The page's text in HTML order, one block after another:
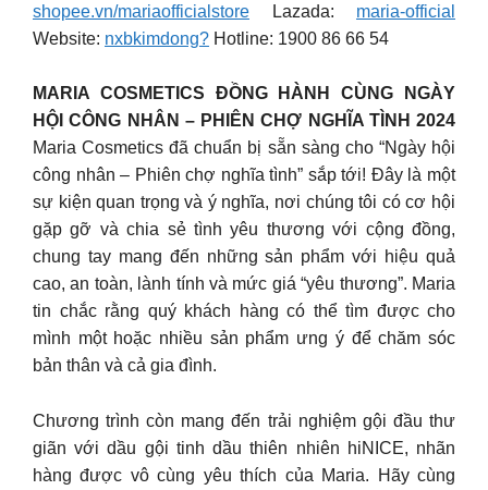
shopee.vn/mariaofficialstore Lazada: maria-official
Website: nxbkimdong? Hotline: 1900 86 66 54
MARIA COSMETICS ĐỒNG HÀNH CÙNG NGÀY
HỘI CÔNG NHÂN – PHIÊN CHỢ NGHĨA TÌNH 2024
Maria Cosmetics đã chuẩn bị sẵn sàng cho “Ngày hội
công nhân – Phiên chợ nghĩa tình” sắp tới! Đây là một
sự kiện quan trọng và ý nghĩa, nơi chúng tôi có cơ hội
gặp gỡ và chia sẻ tình yêu thương với cộng đồng,
chung tay mang đến những sản phẩm với hiệu quả
cao, an toàn, lành tính và mức giá “yêu thương”. Maria
tin chắc rằng quý khách hàng có thể tìm được cho
mình một hoặc nhiều sản phẩm ưng ý để chăm sóc
bản thân và cả gia đình.
Chương trình còn mang đến trải nghiệm gội đầu thư
giãn với dầu gội tinh dầu thiên nhiên hiNICE, nhãn
hàng được vô cùng yêu thích của Maria. Hãy cùng